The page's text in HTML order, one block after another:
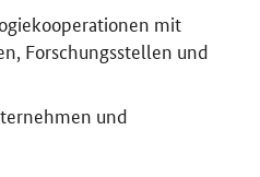
mit
Forschungsstellen und
und